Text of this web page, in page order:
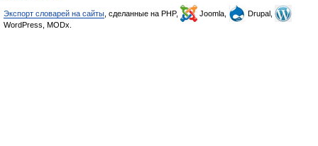
Экспорт словарей на сайты , сделанные на PHP, Joomla,
Drupal,
WordPress, MODx.